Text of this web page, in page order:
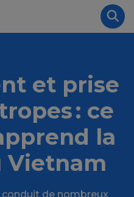
et prise
: ce
la
Vietnam
de nombreux